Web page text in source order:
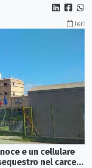
Ieri
e un cellulare
nel carcere